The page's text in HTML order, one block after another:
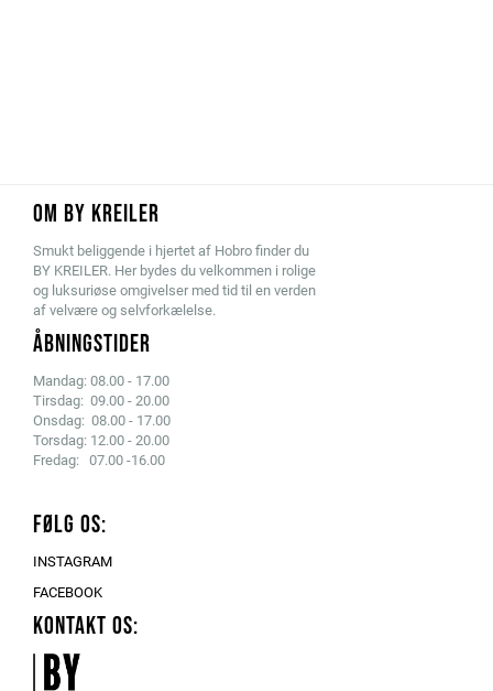
OM BY KREILER
Smukt beliggende i hjertet af Hobro finder du
BY KREILER. Her bydes du velkommen i rolige
og luksuriøse omgivelser med tid til en verden
af velvære og selvforkælelse.
ÅBNINGSTIDER
Mandag: 08.00 - 17.00
Tirsdag: 09.00 - 20.00
Onsdag: 08.00 - 17.00
Torsdag: 12.00 - 20.00
Fredag: 07.00 -16.00
FØLG OS:
INSTAGRAM
FACEBOOK
KONTAKT OS: